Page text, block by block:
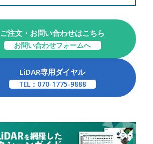
ご注文・お問い合わせはこちら
お問い合わせフォームへ
LiDAR専用ダイヤル
TEL：070-1775-9888